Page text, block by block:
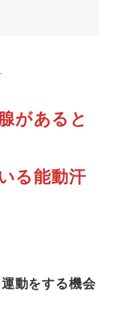
があると
る能動汗
動をする機会